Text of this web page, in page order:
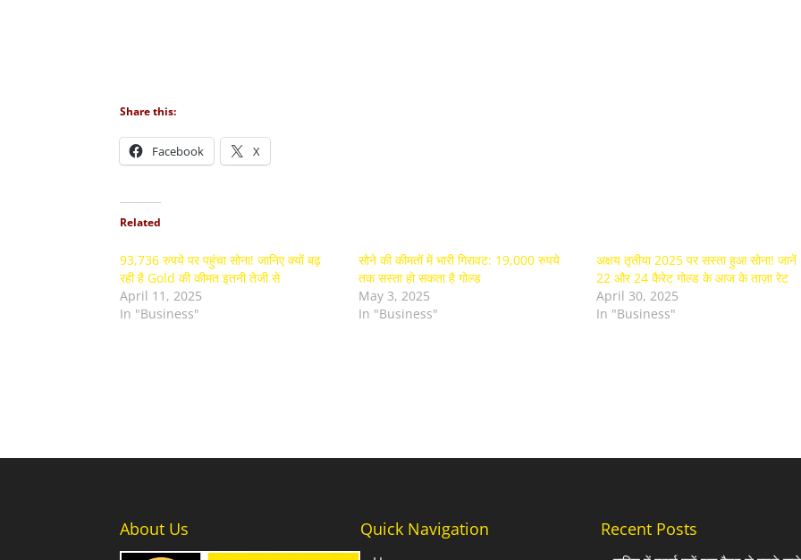
Share this:
Facebook X
Related
93,736 रुपये पर पहुंचा सोना! जानिए क्यों बढ़
रही है Gold की कीमत इतनी तेजी से
April 11, 2025
In "Business"
सोने की कीमतों में भारी गिरावट: 19,000 रुपये
तक सस्ता हो सकता है गोल्ड
May 3, 2025
In "Business"
अक्षय तृतीया 2025 पर सस्ता हुआ सोना! जानें
22 और 24 कैरेट गोल्ड के आज के ताज़ा रेट
April 30, 2025
In "Business"
About Us Quick Navigation Recent Posts